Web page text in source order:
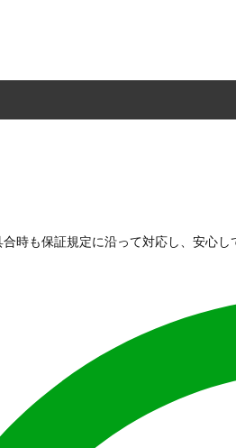
時も保証規定に沿って対応し、安心